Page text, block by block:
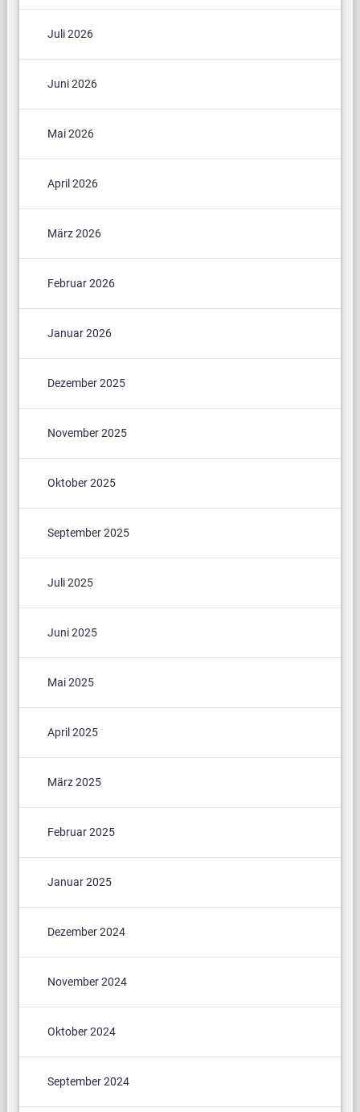
Juli 2026
Juni 2026
Mai 2026
April 2026
März 2026
Februar 2026
Januar 2026
Dezember 2025
November 2025
Oktober 2025
September 2025
Juli 2025
Juni 2025
Mai 2025
April 2025
März 2025
Februar 2025
Januar 2025
Dezember 2024
November 2024
Oktober 2024
September 2024